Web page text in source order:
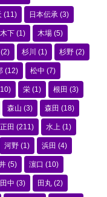
(11) 日本伝承 (3)
木下 (1) 木場 (5)
(2) 杉川 (1) 杉野 (2)
(12) 松中 (7)
栄 (1) 根田 (3)
森山 (3) 森田 (18)
正田 (211) 水上 (1)
河野 (1) 浜田 (4)
(5) 濵口 (10)
田中 (3) 田丸 (2)